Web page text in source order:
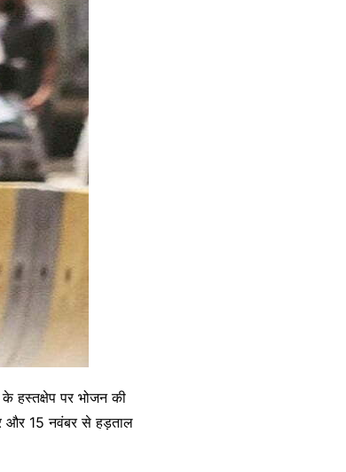
हस्तक्षेप पर भोजन की
और 15 नवंबर से हड़ताल